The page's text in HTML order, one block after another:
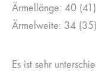
Ärmellänge: 40
Ärmelweite: 34
Es ist sehr